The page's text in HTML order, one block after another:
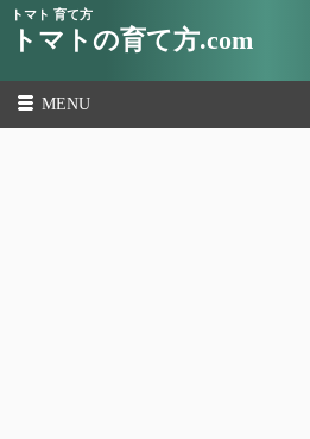
トマト 育て方
トマトの育て方.com
MENU